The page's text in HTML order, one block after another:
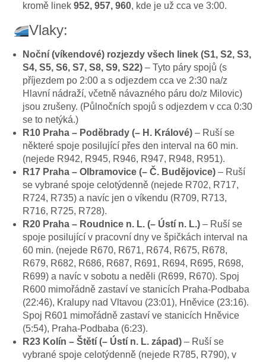
kromě linek 952, 957, 960, kde je už cca ve 3:00.
Vlaky:
Noční (víkendové) rozjezdy všech linek (S1, S2, S3,
S4, S5, S6, S7, S8, S9, S22) – Tyto páry spojů (s
příjezdem po 2:00 a s odjezdem cca ve 2:30 na/z
Hlavní nádraží, včetně návazného páru do/z Milovic)
jsou zrušeny. (Půlnočních spojů s odjezdem v cca 0:30
se to netýká.)
R10 Praha – Poděbrady (– H. Králové) – Ruší se
některé spoje posilující přes den interval na 60 min.
(nejede R942, R945, R946, R947, R948, R951).
R17 Praha – Olbramovice (– Č. Budějovice) – Ruší
se vybrané spoje celotýdenně (nejede R702, R717,
R724, R735) a navíc jen o víkendu (R709, R713,
R716, R725, R728).
R20 Praha – Roudnice n. L. (– Ústí n. L.) – Ruší se
spoje posilující v pracovní dny ve špičkách interval na
60 min. (nejede R670, R671, R674, R675, R678,
R679, R682, R686, R687, R691, R694, R695, R698,
R699) a navíc v sobotu a neděli (R699, R670). Spoj
R600 mimořádně zastaví ve stanicích Praha-Podbaba
(22:46), Kralupy nad Vltavou (23:01), Hněvice (23:16).
Spoj R601 mimořádně zastaví ve stanicích Hněvice
(5:54), Praha-Podbaba (6:23).
R23 Kolín – Štětí (– Ústí n. L. západ) – Ruší se
vybrané spoje celotýdenně (nejede R785, R790), v